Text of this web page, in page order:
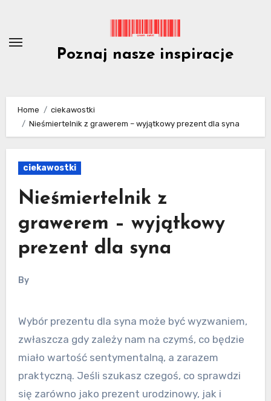
content
Poznaj nasze inspiracje
Home
ciekawostki
Nieśmiertelnik z grawerem – wyjątkowy prezent dla syna
ciekawostki
Nieśmiertelnik z
grawerem – wyjątkowy
prezent dla syna
By
Wybór prezentu dla syna może być wyzwaniem,
zwłaszcza gdy zależy nam na czymś, co będzie
miało wartość sentymentalną, a zarazem
praktyczną. Jeśli szukasz czegoś, co sprawdzi
się zarówno jako prezent urodzinowy, jak i